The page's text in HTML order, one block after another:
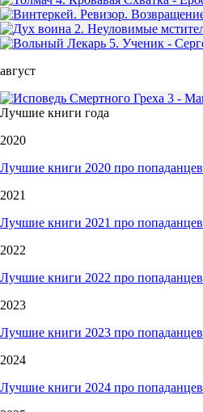
август
Лучшие книги года
2020
Лучшие книги 2020 про попаданцев
2021
Лучшие книги 2021 про попаданцев
2022
Лучшие книги 2022 про попаданцев
2023
Лучшие книги 2023 про попаданцев
2024
Лучшие книги 2024 про попаданцев